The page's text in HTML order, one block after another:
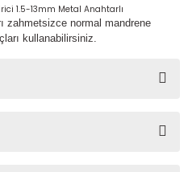
1.5-13mm Metal Anahtarlı
zahmetsizce normal mandrene
kullanabilirsiniz.